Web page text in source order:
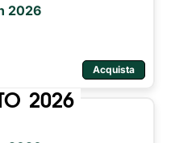
2026
Acquista
2026